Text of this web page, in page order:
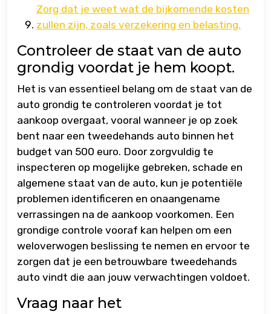
Zorg dat je weet wat de bijkomende kosten
zullen zijn, zoals verzekering en belasting.
Controleer de staat van de auto
grondig voordat je hem koopt.
Het is van essentieel belang om de staat van de
auto grondig te controleren voordat je tot
aankoop overgaat, vooral wanneer je op zoek
bent naar een tweedehands auto binnen het
budget van 500 euro. Door zorgvuldig te
inspecteren op mogelijke gebreken, schade en
algemene staat van de auto, kun je potentiële
problemen identificeren en onaangename
verrassingen na de aankoop voorkomen. Een
grondige controle vooraf kan helpen om een
weloverwogen beslissing te nemen en ervoor te
zorgen dat je een betrouwbare tweedehands
auto vindt die aan jouw verwachtingen voldoet.
Vraag naar het